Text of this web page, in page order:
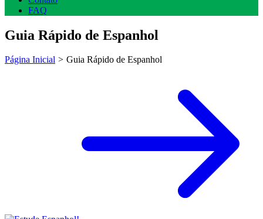
FAQ
Guia Rápido de Espanhol
Página Inicial > Guia Rápido de Espanhol